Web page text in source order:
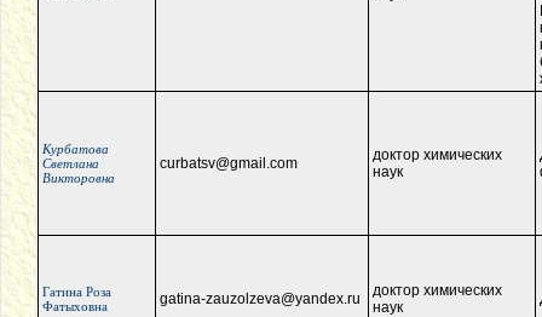
Курбатова
Светлана
Викторовна
curbatsv@gmail.com
доктор химических
наук
Гатина Роза
Фатыховна
gatina-zauzolzeva@yandex.ru
доктор химических
наук